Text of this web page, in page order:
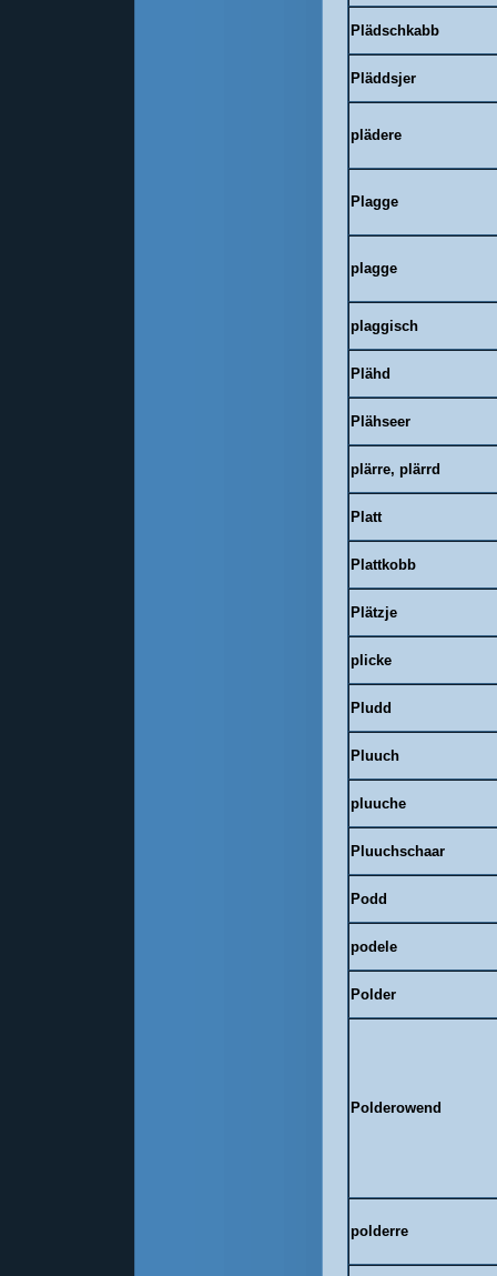
Plädschkabb
Pläddsjer
plädere
Plagge
plagge
plaggisch
Plähd
Plähseer
plärre, plärrd
Platt
Plattkobb
Plätzje
plicke
Pludd
Pluuch
pluuche
Pluuchschaar
Podd
podele
Polder
Polderowend
polderre